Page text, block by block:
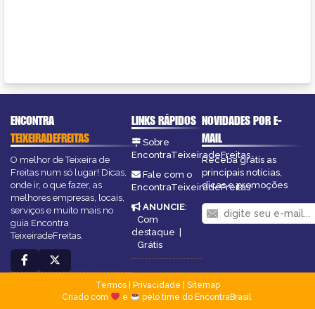
ENCONTRA
TEIXEIRADEFREITAS
O melhor de Teixeira de
Freitas num só lugar! Dicas,
onde ir, o que fazer, as
melhores empresas, locais,
serviços e muito mais no
guia Encontra
TeixeiradeFreitas.
LINKS RÁPIDOS
Sobre
EncontraTeixeiradeFreitas
Fale com o
EncontraTeixeiradeFreitas
ANUNCIE:
Com
destaque |
Grátis
NOVIDADES POR E-
MAIL
Receba grátis as
principais notícias,
dicas e promoções
Termos| Privacidade
Sitemap
Criado com
e pelo time do EncontraBrasil